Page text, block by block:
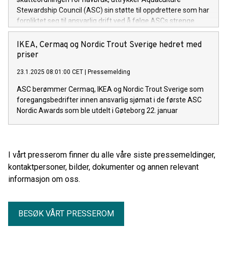
Stewardship Council (ASC) sin støtte til oppdrettere som har
forpliktet seg til ansvarlig drift ved å følge ASCs strenge
standarder.
IKEA, Cermaq og Nordic Trout Sverige hedret med
priser
23.1.2025 08:01:00 CET Pressemelding
ASC berømmer Cermaq, IKEA og Nordic Trout Sverige som
foregangsbedrifter innen ansvarlig sjømat i de første ASC
Nordic Awards som ble utdelt i Gøteborg 22. januar
I vårt presserom finner du alle våre siste pressemeldinger,
kontaktpersoner, bilder, dokumenter og annen relevant
informasjon om oss.
BESØK VÅRT PRESSEROM